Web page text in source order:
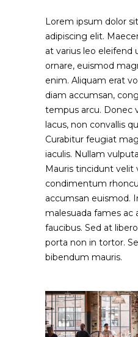
Lorem ipsum dolor
adipiscing elit.
at varius leo eleifend
ornare, euismod
enim. Aliquam erat
diam accumsan,
tempus arcu. Donec
lacus, non convallis
Curabitur feugiat
iaculis. Nullam
Mauris tincidunt velit
condimentum
accumsan euismod.
malesuada fames ac
faucibus. Sed at
porta non in tortor.
bibendum mauris.